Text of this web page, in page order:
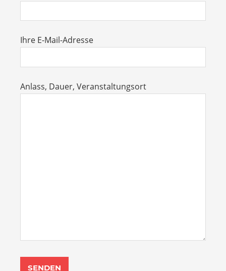
Ihre E-Mail-Adresse
Anlass, Dauer, Veranstaltungsort